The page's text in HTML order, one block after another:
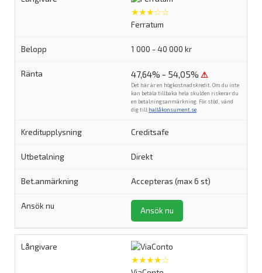
★★★☆☆
Ferratum
1 000 - 40 000 kr
47,64% - 54,05% ⚠
Det här är en högkostnadskredit. Om du inte
kan betala tillbaka hela skulden riskerar du
en betalningsanmärkning. För stöd, vänd
dig till hallåkonsument.se.
Creditsafe
Direkt
Accepteras (max 6 st)
Ansök nu
★★★★☆